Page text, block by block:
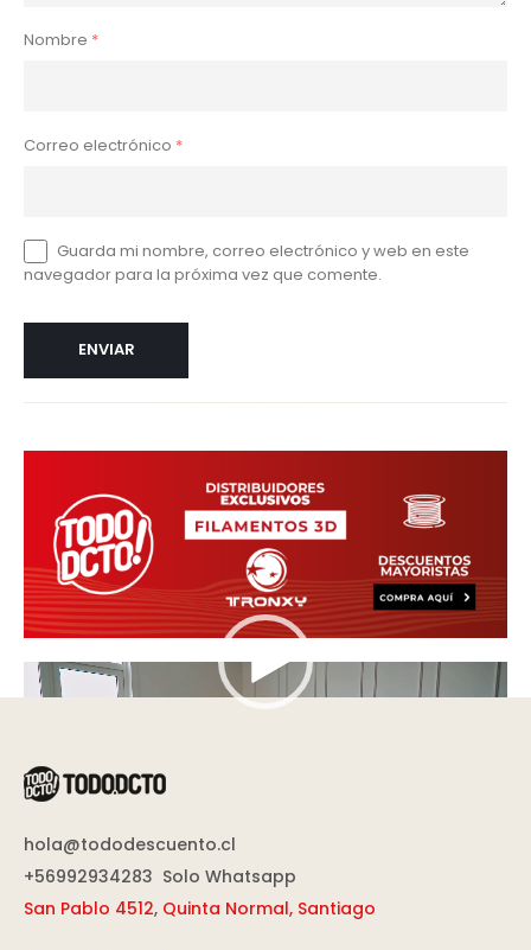
Nombre *
Correo electrónico *
Guarda mi nombre, correo electrónico y web en este
navegador para la próxima vez que comente.
Reproductor
de
hola@tododescuento.cl
+56992934283 Solo Whatsapp
San Pablo 4512, Quinta Normal, Santiago